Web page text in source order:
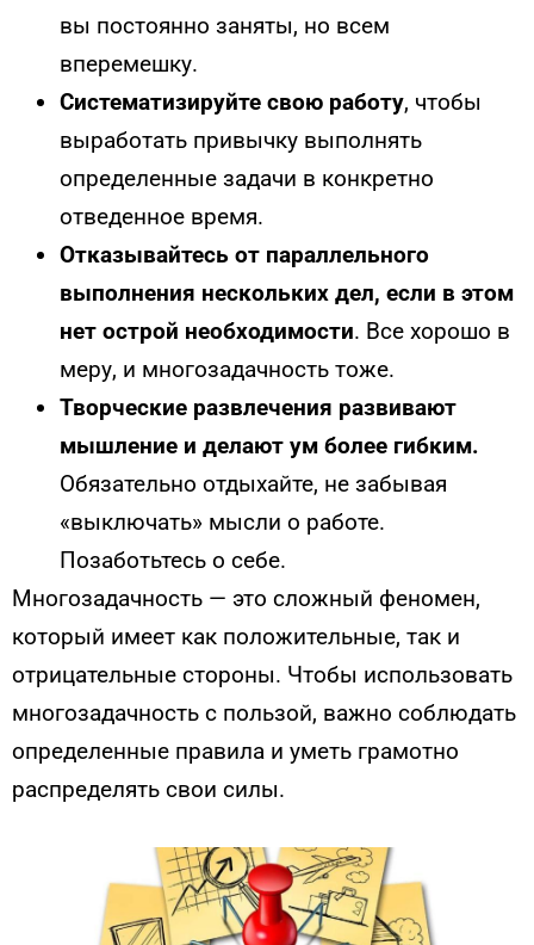
вы постоянно заняты, но всем
вперемешку.
Систематизируйте свою работу, чтобы
выработать привычку выполнять
определенные задачи в конкретно
отведенное время.
Отказывайтесь от параллельного
выполнения нескольких дел, если в этом
нет острой необходимости. Все хорошо в
меру, и многозадачность тоже.
Творческие развлечения развивают
мышление и делают ум более гибким.
Обязательно отдыхайте, не забывая
«выключать» мысли о работе.
Позаботьтесь о себе.
Многозадачность — это сложный феномен,
который имеет как положительные, так и
отрицательные стороны. Чтобы использовать
многозадачность с пользой, важно соблюдать
определенные правила и уметь грамотно
распределять свои силы.